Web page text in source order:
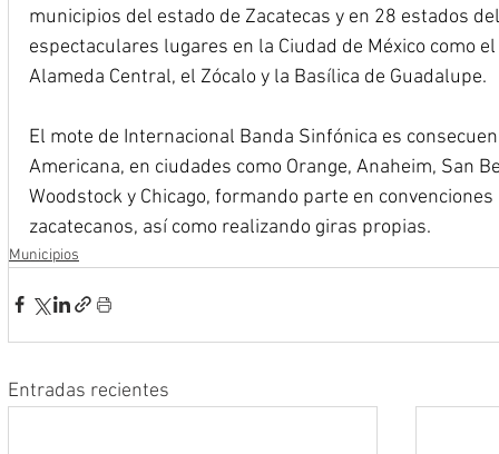
municipios del estado de Zacatecas y en 28 estados
espectaculares lugares en la Ciudad de México como
Alameda Central, el Zócalo y la Basílica de Guadalupe.
El mote de Internacional Banda Sinfónica es
Americana, en ciudades como Orange, Anaheim, San
Woodstock y Chicago, formando parte en
zacatecanos, así como realizando giras propias.
Municipios
Entradas recientes